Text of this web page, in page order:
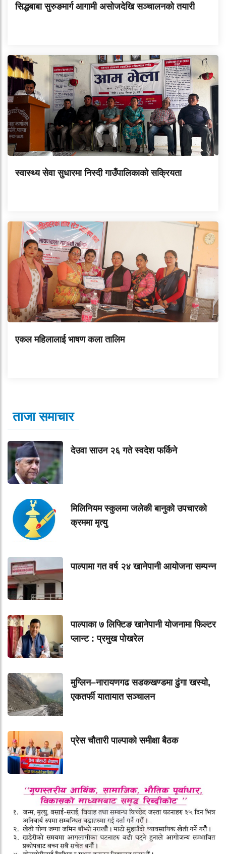
सिद्धबाबा सुरुङमार्ग आगामी असोजदेखि सञ्चालनको तयारी
स्वास्थ्य सेवा सुधारमा निस्दी गाउँपालिकाको सक्रियता
एकल महिलालाई भाषण कला तालिम
ताजा समाचार
देउवा साउन २६ गते स्वदेश फर्किने
मिलिनियम स्कुलमा जलेकी बानुको उपचारको
क्रममा मृत्यु
पाल्पामा गत वर्ष २४ खानेपानी आयोजना सम्पन्न
पाल्पाका ७ लिफ्टिङ खानेपानी योजनामा फिल्टर
प्लान्ट : प्रमुख पोखरेल
मुग्लिन–नारायणगढ सडकखण्डमा ढुंगा खस्यो,
एकतर्फी यातायात सञ्चालन
प्रेस चौतारी पाल्पाको समीक्षा बैठक